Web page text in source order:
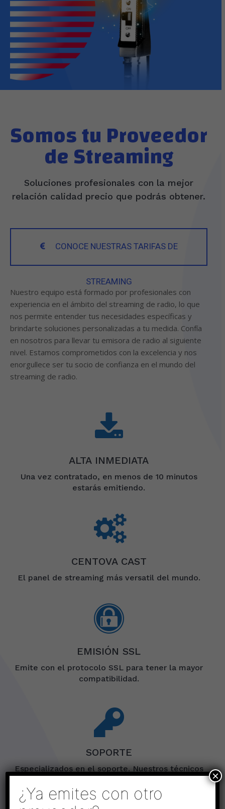
Somos tu Proveedor
de Streaming
Soluciones profesionales con la mejor
relación calidad precio que podrás obtener.
CONOCE NUESTRAS TARIFAS DE
STREAMING
Nuestro equipo está formado por profesionales con
experiencia en el ámbito del streaming de radio, lo que
nos permite entender tus necesidades específicas y
brindarte soluciones personalizadas a tu medida. Confía
en nosotros para llevar tu emisora de radio al siguiente
nivel. Estamos comprometidos con la excelencia y nos
enorgullece ser tu socio de confianza en el mundo del
streaming de radio.
ALTA INMEDIATA
Una vez contratado, en menos de 10 minutos
estarás emitiendo.
CENTOVA CAST
El panel de streaming más versatil del mundo.
EMISIÓN SSL
Emite con el protocolo SSL para tener la mayor
compatibilidad.
SOPORTE
Especializados en el soporte. Nuestros técnicos
¿Ya emites con otro
×